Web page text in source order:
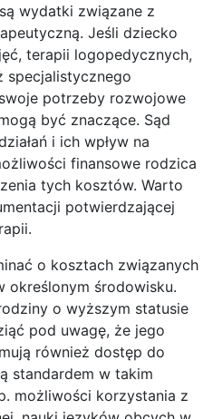
wydatki związane z
Jeśli dziecko
terapii logopedycznych,
specjalistycznego
potrzeby rozwojowe
być znaczące. Sąd
i ich wpływ na
finansowe rodzica
tych kosztów. Warto
potwierdzającej
o kosztach związanych
określonym środowisku.
o wyższym statusie
pod uwagę, że jego
również dostęp do
standardem w takim
możliwości korzystania z